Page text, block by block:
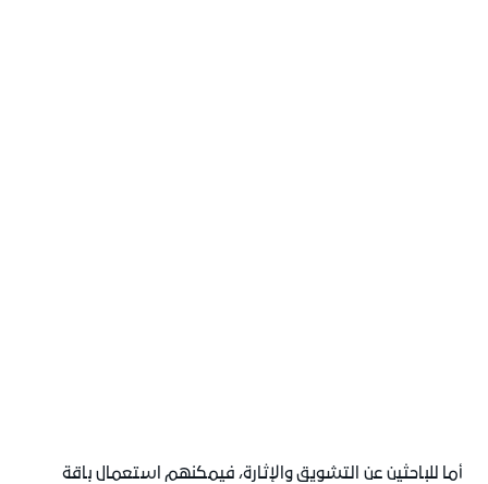
أما للباحثين عن التشويق والإثارة، فيمكنهم استعمال باقة